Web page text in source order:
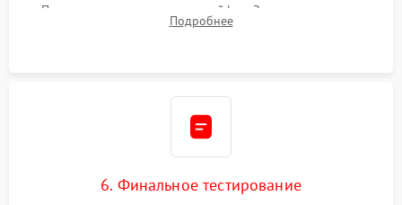
Подключение внутренних шлейфов. Закрытие корпуса.
Сброс настроек и обновление программного обеспечения.
Подробнее
6. Финальное тестирование